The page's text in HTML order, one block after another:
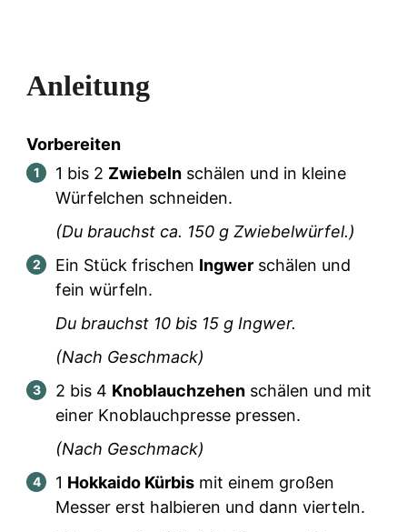
Anleitung
Vorbereiten
1 bis 2 Zwiebeln schälen und in kleine
Würfelchen schneiden.
(Du brauchst ca. 150 g Zwiebelwürfel.)
Ein Stück frischen Ingwer schälen und
fein würfeln.
Du brauchst 10 bis 15 g Ingwer.
(Nach Geschmack)
2 bis 4 Knoblauchzehen schälen und mit
einer Knoblauchpresse pressen.
(Nach Geschmack)
1 Hokkaido Kürbis mit einem großen
Messer erst halbieren und dann vierteln.